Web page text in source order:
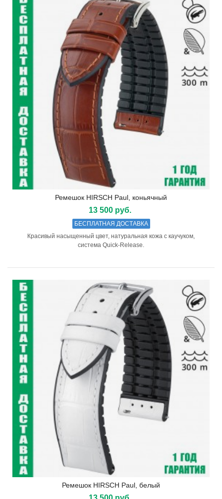
Ремешок HIRSCH Paul, коньячный
13 500 руб.
БЕСПЛАТНАЯ ДОСТАВКА
Красивый насыщенный цвет, натуральная кожа с каучуком,
система Quick-Release.
Ремешок HIRSCH Paul, белый